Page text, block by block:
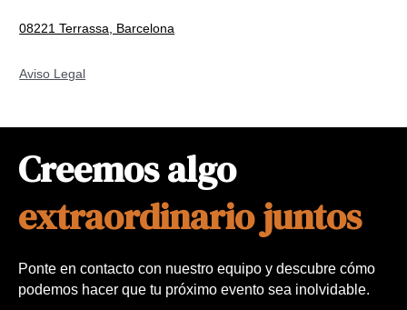
08221 Terrassa, Barcelona
Aviso Legal
Creemos algo
extraordinario juntos
Ponte en contacto con nuestro equipo y descubre cómo
podemos hacer que tu próximo evento sea inolvidable.